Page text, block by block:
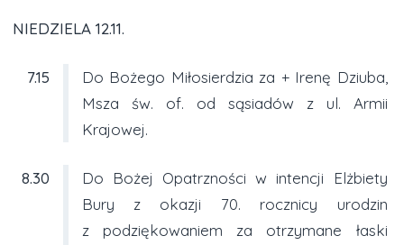
NIEDZIELA 12.11.
7.15
Do Bożego Miłosierdzia za + Irenę Dziuba,
Msza św. of. od sąsiadów z ul. Armii
Krajowej.
8.30
Do Bożej Opatrzności w intencji Elżbiety
Bury z okazji 70. rocznicy urodzin
z podziękowaniem za otrzymane łaski